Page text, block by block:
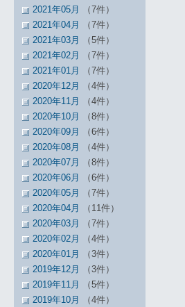
2021年05月
（7件）
2021年04月
（7件）
2021年03月
（5件）
2021年02月
（7件）
2021年01月
（7件）
2020年12月
（4件）
2020年11月
（4件）
2020年10月
（8件）
2020年09月
（6件）
2020年08月
（4件）
2020年07月
（8件）
2020年06月
（6件）
2020年05月
（7件）
2020年04月
（11件）
2020年03月
（7件）
2020年02月
（4件）
2020年01月
（3件）
2019年12月
（3件）
2019年11月
（5件）
2019年10月
（4件）